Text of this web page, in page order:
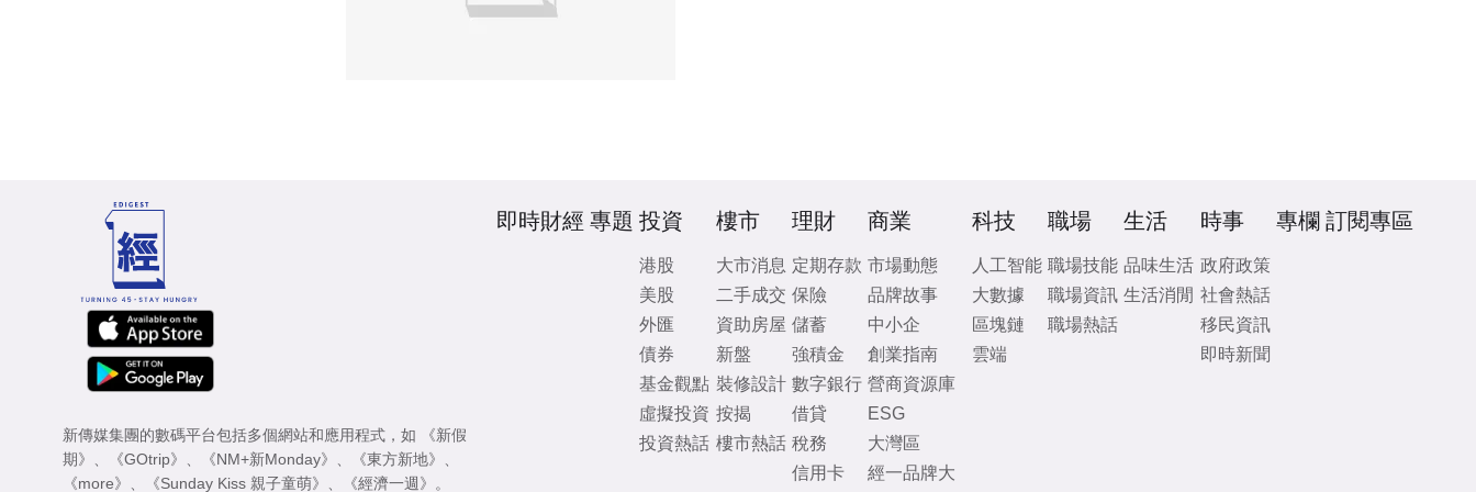
新傳媒集團的數碼平台包括多個網站和應用程式，如
《新假
期》
《GOtrip》 《NM+新Monday》 《東方新地》
《more》
《Sunday Kiss 親子童萌》 《經濟一週》 。
即時財經 專題 投資
港股
美股
外匯
債券
基金觀點
虛擬投資
投資熱話
樓市
大市消息
二手成交
資助房屋
新盤
裝修設計
按揭
樓市熱話
理財
定期存款
保險
儲蓄
強積金
數字銀行
借貸
稅務
信用卡
商業
市場動態
品牌故事
中小企
創業指南
營商資源庫
ESG
大灣區
經一品牌大
科技
人工智能
大數據
區塊鏈
雲端
職場
職場技能
職場資訊
職場熱話
生活
品味生活
生活消閒
時事
政府政策
社會熱話
移民資訊
即時新聞
專欄 訂閱專區